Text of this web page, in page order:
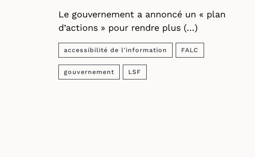
Le gouvernement a annoncé un « plan
d’actions » pour rendre plus (…)
accessibilité de l'information FALC
gouvernement LSF